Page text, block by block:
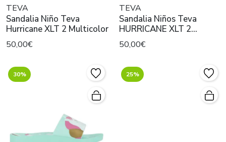
TEVA
Sandalia Niño Teva
Hurricane XLT 2 Multicolor
50,00€
TEVA
Sandalia Niños Teva
HURRICANE XLT 2
Popcorn
50,00€
30% 25%